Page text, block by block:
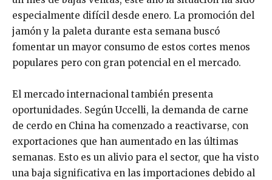
especialmente difícil desde enero. La promoción del
jamón y la paleta durante esta semana buscó
fomentar un mayor consumo de estos cortes menos
populares pero con gran potencial en el mercado.
El mercado internacional también presenta
oportunidades. Según Uccelli, la demanda de carne
de cerdo en China ha comenzado a reactivarse, con
exportaciones que han aumentado en las últimas
semanas. Esto es un alivio para el sector, que ha visto
una baja significativa en las importaciones debido al